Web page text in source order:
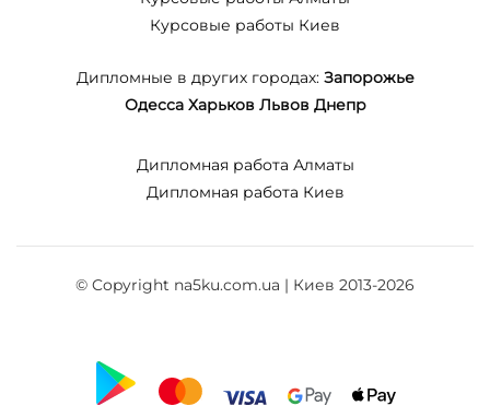
Курсовые работы Киев
Дипломные в других городах: Запорожье
Одесса Харьков Львов Днепр
Дипломная работа Алматы
Дипломная работа Киев
© Copyright na5ku.com.ua | Киев 2013-2026